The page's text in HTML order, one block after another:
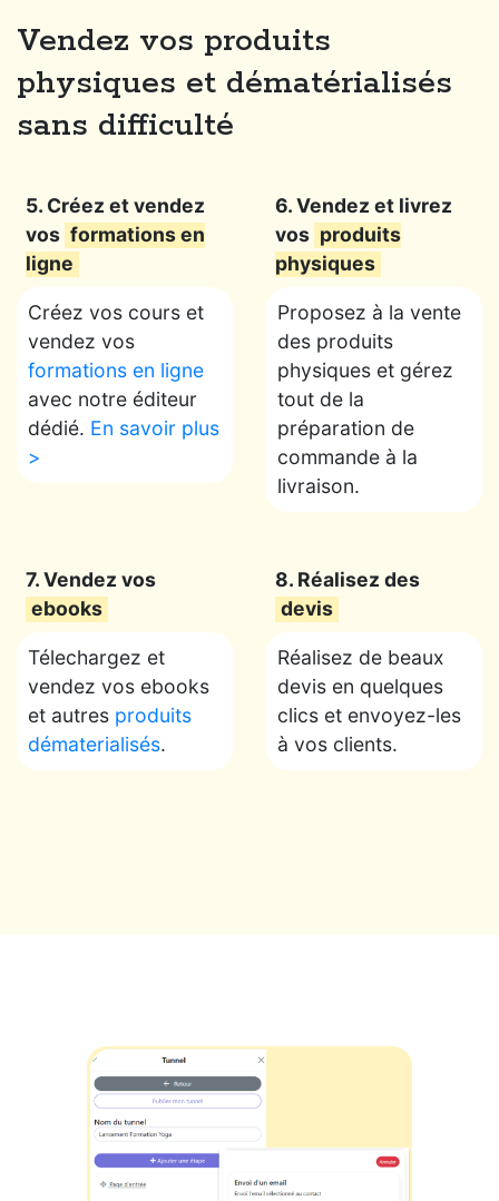
Vendez vos produits
physiques et dématérialisés
sans difficulté
5. Créez et vendez
vos formations en
ligne
Créez vos cours et
vendez vos
formations en ligne
avec notre éditeur
dédié. En savoir plus
>
6. Vendez et livrez
vos produits
physiques
Proposez à la vente
des produits
physiques et gérez
tout de la
préparation de
commande à la
livraison.
7. Vendez vos
ebooks
Télechargez et
vendez vos ebooks
et autres produits
dématerialisés.
8. Réalisez des
devis
Réalisez de beaux
devis en quelques
clics et envoyez-les
à vos clients.